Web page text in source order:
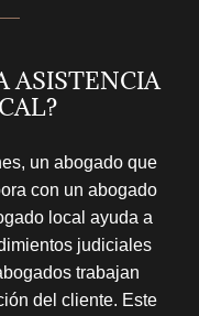
ASISTENCIA
un abogado que
con un abogado
local ayuda a
judiciales
trabajan
del cliente. Este